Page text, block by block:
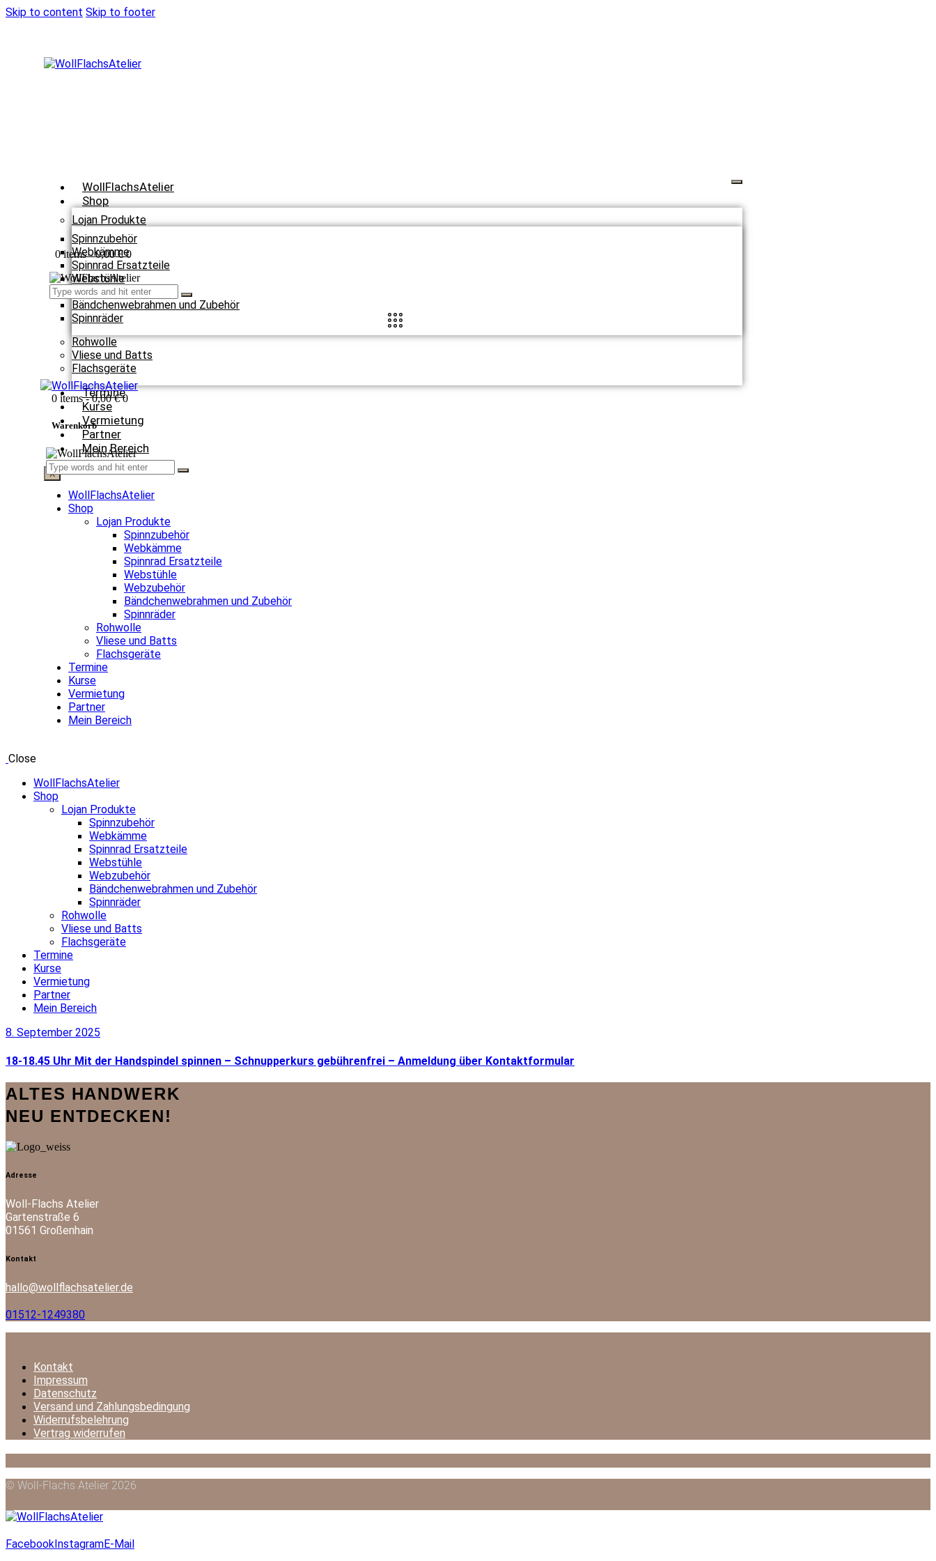
Skip to content Skip to footer
WollFlachsAtelier
Shop
Lojan Produkte
Spinnzubehör
Webkämme
Spinnrad Ersatzteile
Webstühle
Webzubehör
Bändchenwebrahmen und Zubehör
Spinnräder
Rohwolle
Vliese und Batts
Flachsgeräte
Termine
Kurse
Vermietung
Partner
Mein Bereich
X
0 items - 0,00 € 0
0 items-0,00 € 0
Warenkorb
WollFlachsAtelier
Shop
Lojan Produkte
Spinnzubehör
Webkämme
Spinnrad Ersatzteile
Webstühle
Webzubehör
Bändchenwebrahmen und Zubehör
Spinnräder
Rohwolle
Vliese und Batts
Flachsgeräte
Termine
Kurse
Vermietung
Partner
Mein Bereich
Close
WollFlachsAtelier
Shop
Lojan Produkte
Spinnzubehör
Webkämme
Spinnrad Ersatzteile
Webstühle
Webzubehör
Bändchenwebrahmen und Zubehör
Spinnräder
Rohwolle
Vliese und Batts
Flachsgeräte
Termine
Kurse
Vermietung
Partner
Mein Bereich
facebook-
instagram
mail-
8. September 2025
18-18.45 Uhr Mit der Handspindel spinnen – Schnupperkurs gebührenfrei – Anmeldung über Kontaktformular
ALTES HANDWERK
NEU ENTDECKEN!
Adresse
Woll-Flachs Atelier
Gartenstraße 6
01561 Großenhain
facebook-
instagram
mail-
Kontakt
hallo@wollflachsatelier.de
01512-1249380
Kontakt
Impressum
Datenschutz
Versand und Zahlungsbedingung
Widerrufsbelehrung
Vertrag widerrufen
© Woll-Flachs Atelier 2026
FacebookInstagramE-Mail